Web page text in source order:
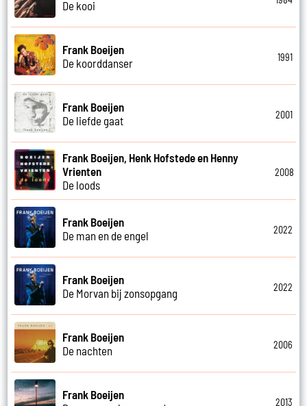
De kooi
Frank Boeijen
De koorddanser
1991
Frank Boeijen
De liefde gaat
2001
Frank Boeijen, Henk Hofstede en Henny
Vrienten
De loods
2008
Frank Boeijen
De man en de engel
2022
Frank Boeijen
De Morvan bij zonsopgang
2022
Frank Boeijen
De nachten
2006
Frank Boeijen
2013